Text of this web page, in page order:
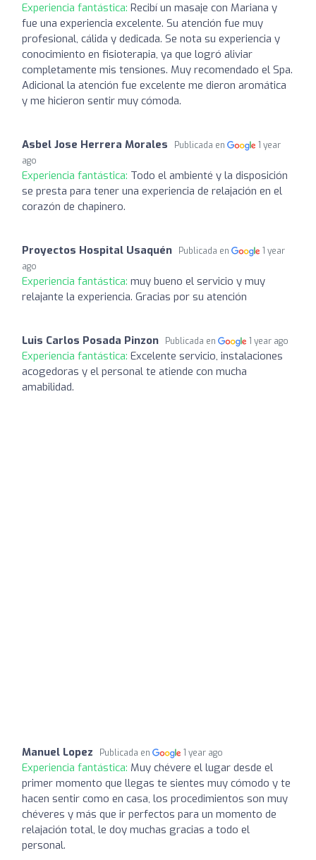
Experiencia fantástica: Recibí un masaje con Mariana y
fue una experiencia excelente. Su atención fue muy
profesional, cálida y dedicada. Se nota su experiencia y
conocimiento en fisioterapia, ya que logró aliviar
completamente mis tensiones. Muy recomendado el Spa.
Adicional la atención fue excelente me dieron aromática
y me hicieron sentir muy cómoda.
Asbel Jose Herrera Morales Publicada en
1 year
ago
Experiencia fantástica: Todo el ambienté y la disposición
se presta para tener una experiencia de relajación en el
corazón de chapinero.
Proyectos Hospital Usaquén Publicada en
1 year
ago
Experiencia fantástica: muy bueno el servicio y muy
relajante la experiencia. Gracias por su atención
Luis Carlos Posada Pinzon Publicada en 1 year ago
Experiencia fantástica: Excelente servicio, instalaciones
acogedoras y el personal te atiende con mucha
amabilidad.
Manuel Lopez Publicada en 1 year ago
Experiencia fantástica: Muy chévere el lugar desde el
primer momento que llegas te sientes muy cómodo y te
hacen sentir como en casa, los procedimientos son muy
chéveres y más que ir perfectos para un momento de
relajación total, le doy muchas gracias a todo el
personal.